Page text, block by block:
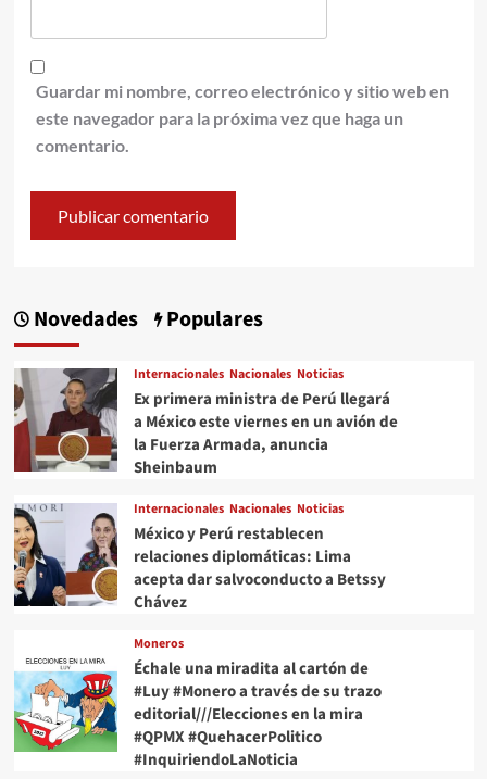
Guardar mi nombre, correo electrónico y sitio web en
este navegador para la próxima vez que haga un
comentario.
Novedades Populares
Internacionales Nacionales Noticias
Ex primera ministra de Perú llegará
a México este viernes en un avión de
la Fuerza Armada, anuncia
Sheinbaum
Internacionales Nacionales Noticias
México y Perú restablecen
relaciones diplomáticas: Lima
acepta dar salvoconducto a Betssy
Chávez
Moneros
Échale una miradita al cartón de
#Luy #Monero a través de su trazo
editorial///Elecciones en la mira
#QPMX #QuehacerPolitico
#InquiriendoLaNoticia